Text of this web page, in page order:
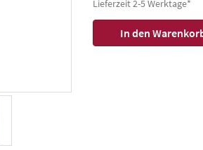
Lieferzeit 2-5 Werktage*